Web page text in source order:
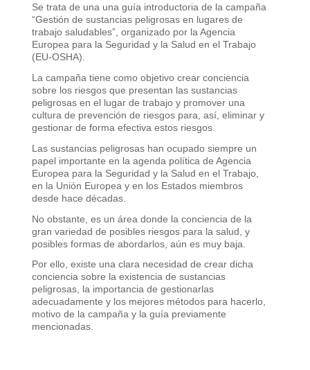
Se trata de una una guía introductoria de la campaña
“Gestión de sustancias peligrosas en lugares de
trabajo saludables”, organizado por la Agencia
Europea para la Seguridad y la Salud en el Trabajo
(EU-OSHA).
La campaña tiene como objetivo crear conciencia
sobre los riesgos que presentan las sustancias
peligrosas en el lugar de trabajo y promover una
cultura de prevención de riesgos para, así, eliminar y
gestionar de forma efectiva estos riesgos.
Las sustancias peligrosas han ocupado siempre un
papel importante en la agenda política de Agencia
Europea para la Seguridad y la Salud en el Trabajo,
en la Unión Europea y en los Estados miembros
desde hace décadas.
No obstante, es un área donde la conciencia de la
gran variedad de posibles riesgos para la salud, y
posibles formas de abordarlos, aún es muy baja.
Por ello, existe una clara necesidad de crear dicha
conciencia sobre la existencia de sustancias
peligrosas, la importancia de gestionarlas
adecuadamente y los mejores métodos para hacerlo,
motivo de la campaña y la guía previamente
mencionadas.